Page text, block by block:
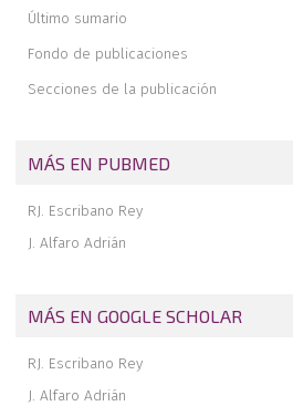
Inestabilidad posterolateral de codo con
¿cómo afrontar esta asociación?
Tratamiento artroscópico de un
osteocondroma femoral como causa de
La artrofibrosis mirándose al espejo
Último sumario
Fondo de publicaciones
Secciones de la publicación
MÁS EN PUBMED
RJ. Escribano Rey
J. Alfaro Adrián
MÁS EN GOOGLE SCHOLAR
RJ. Escribano Rey
J. Alfaro Adrián